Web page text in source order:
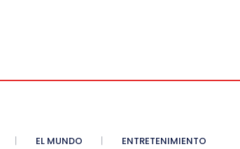
EL MUNDO ENTRETENIMIENTO